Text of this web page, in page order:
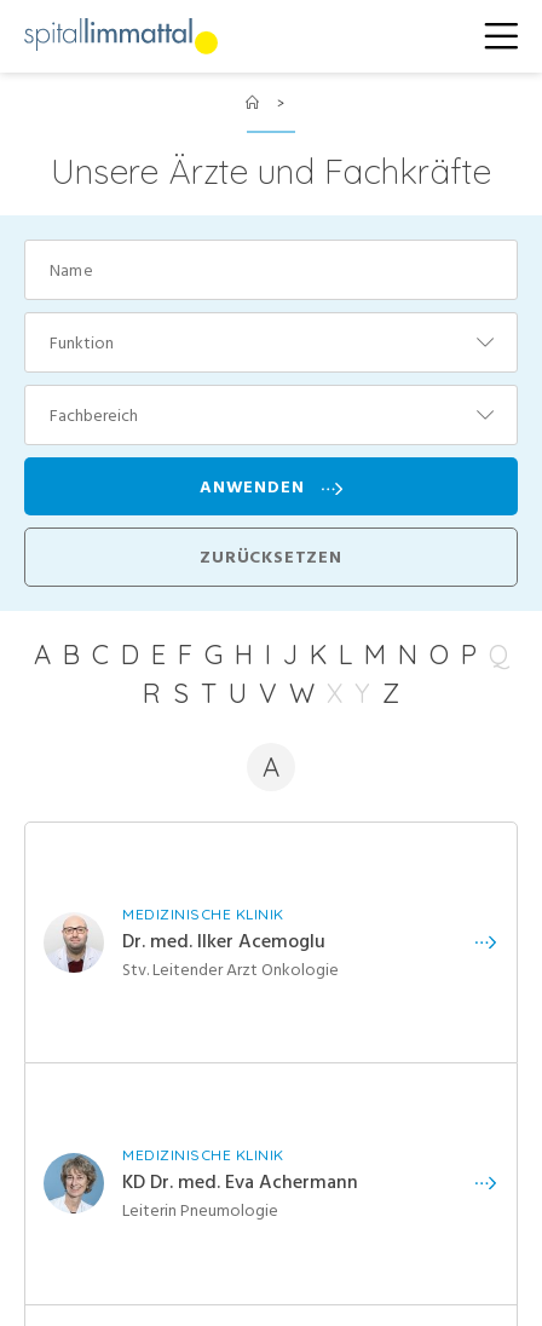
>
Unsere Ärzte und Fachkräfte
Funktion
Fachbereich
ANWENDEN
A B C D E F G H I J K L M N O P Q
R S T U V W X Y Z
A
MEDIZINISCHE KLINIK
Dr. med. Ilker Acemoglu
Stv. Leitender Arzt Onkologie
MEDIZINISCHE KLINIK
KD Dr. med. Eva Achermann
Leiterin Pneumologie